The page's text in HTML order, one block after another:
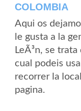
COLOMBIA
Aqui os
le gusta a la
LeÃ³n, se
cual podeis
recorrer la
pagina.